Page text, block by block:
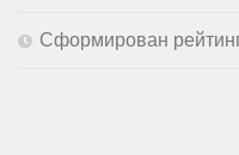
Сформирован